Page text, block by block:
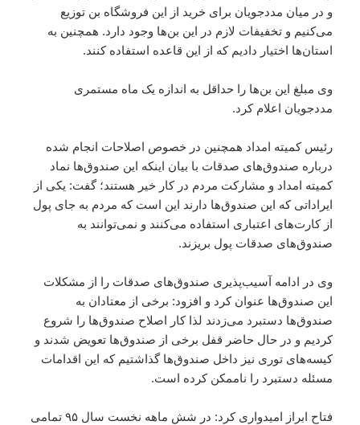
و در میان مددجویان برای خرید از این فروشگاه بن توزیع
می‌کنیم و تخفیفات لازم در این بن‌ها وجود دارد. همچنین به
استان‌ها اختیار دادیم که از این قاعده استفاده کنند.
وی مبلغ این بن‌ها را حداقل به اندازه یک ماه مستمری
مددجویان اعلام کرد.
رئیس کمیته امداد همچنین در خصوص اصلاحات انجام شده
درباره صندوق‌های صدقات با بیان اینکه این صندوق‌ها نماد
کمیته امداد و مشارکت مردم در کار خیر هستند؛ گفت: یکی از
ایراداتی که این صندوق‌ها دارند این است که مردم به جای پول
از کارت‌های اعتباری استفاده می‌کنند و نمی‌توانند به
صندوق‌های صدقات پول بریزند.
وی در ادامه آسیب‌پذیری صندوق‌های صدقات را از مشکلات
این صندوق‌ها عنوان کرد و افزود: برخی از معتادان به
صندوق‌ها دستبرد می‌زدند لذا کار اصلاح صندوق‌ها را شروع
کردیم و در حال حاضر قفل برخی از صندوق‌ها تعویض شدند و
کیسه‌های توری نیز داخل صندوق‌ها گذاشتیم که این اقدامات
مسئله دستبرد را ناممکن کرده است.
فتاح ابراز امیدواری کرد: در شش ماهه نخست سال ۹۵ تمامی